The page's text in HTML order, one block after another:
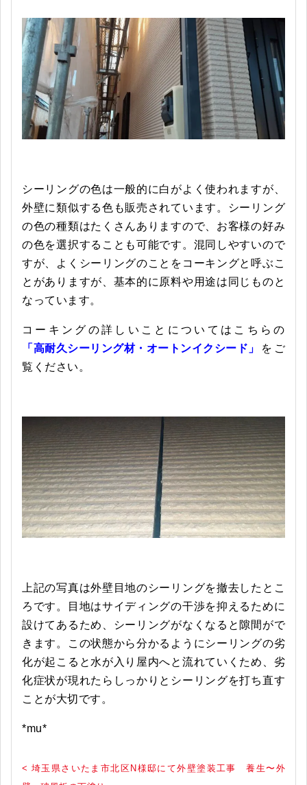
シーリングの色は一般的に白がよく使われますが、
外壁に類似する色も販売されています。シーリング
の色の種類はたくさんありますので、お客様の好み
の色を選択することも可能です。混同しやすいので
すが、よくシーリングのことをコーキングと呼ぶこ
とがありますが、基本的に原料や用途は同じものと
なっています。
コーキングの詳しいことについてはこちらの
「高耐久シーリング材・オートンイクシード」
をご
覧ください。
上記の写真は外壁目地のシーリングを撤去したとこ
ろです。目地はサイディングの干渉を抑えるために
設けてあるため、シーリングがなくなると隙間がで
きます。この状態から分かるようにシーリングの劣
化が起こると水が入り屋内へと流れていくため、劣
化症状が現れたらしっかりとシーリングを打ち直す
ことが大切です。
*mu*
< 埼玉県さいたま市北区N様邸にて外壁塗装工事 養生〜外